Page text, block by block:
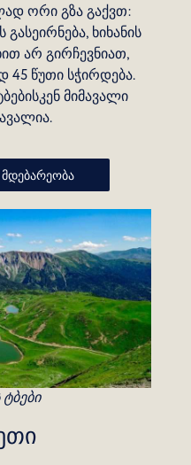
ორი გზა გაქვთ:
ხიხანის
არ გირჩევნიათ,
წუთი სჭირდება.
მიმავალი
მდებარეობა